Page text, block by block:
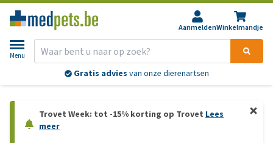
AanmeldenWinkelmandje
Menu
Gratis advies van onze dierenartsen
Trovet Week: tot -15% korting op Trovet Lees
meer